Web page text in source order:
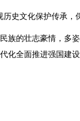
史文化保护传承
族的壮志豪情，
化全面推进强国建